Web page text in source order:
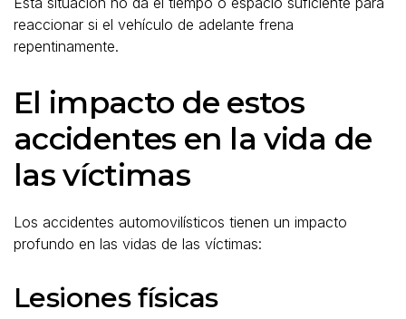
reaccionar si el vehículo de adelante frena
repentinamente.
El impacto de estos
accidentes en la vida de
las víctimas
Los accidentes automovilísticos tienen un impacto
profundo en las vidas de las víctimas:
Lesiones físicas